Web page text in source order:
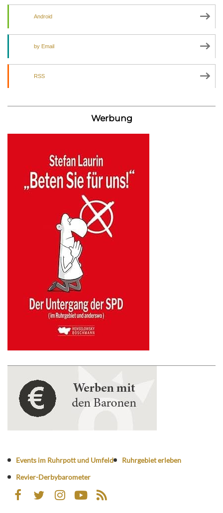
Android
by Email
RSS
Werbung
Events im Ruhrpott und Umfeld
Ruhrgebiet erleben
Revier-Derbybarometer